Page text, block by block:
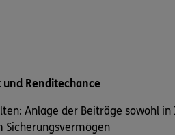
Renditechance
Anlage der Beiträge sowohl
Sicherungsvermögen